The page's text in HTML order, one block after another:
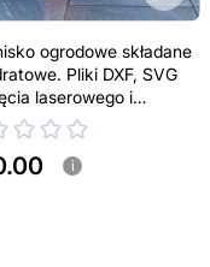
ogrodowe składane
Pliki DXF, SVG
laserowego i
i